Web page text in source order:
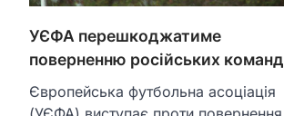
УЄФА перешкоджатиме
поверненню російських команд
Європейська футбольна асоціація